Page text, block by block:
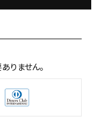
りません。